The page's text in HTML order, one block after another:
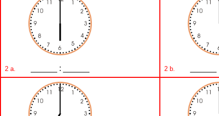
2 a. ______ : ______ 2 b.